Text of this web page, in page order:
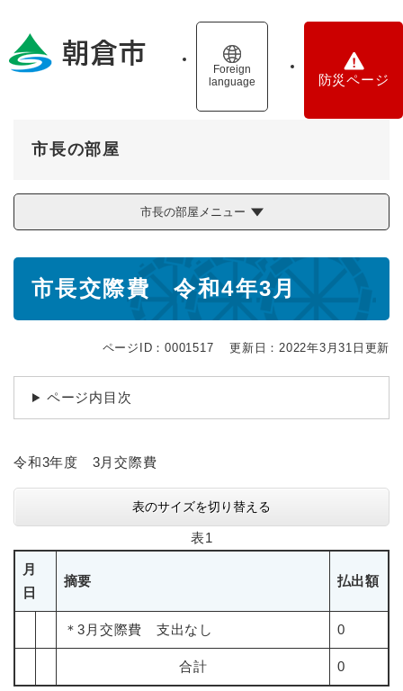
の
Foreign
language
防災ページ
市長の部屋
市長の部屋メニュー
市長交際費 令和4年3月
ページID：0001517 更新日：2022年3月31日更新
ページ内目次
令和3年度 3月交際費
表のサイズを切り替える
表1
月
日
摘要 払出額
＊3月交際費 支出なし 0
合計 0